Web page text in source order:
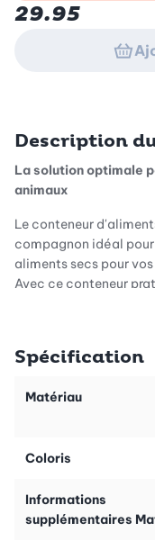
29.95
Description
La solution optimale
animaux
Le conteneur
compagnon idéal
aliments secs pour
Avec ce conteneur
Facilité d'utilisation
Le clapet facile à
maintiennent le
l'ouverture de dosage
Spécification
Matériau
Coloris
Informations
supplémentaires